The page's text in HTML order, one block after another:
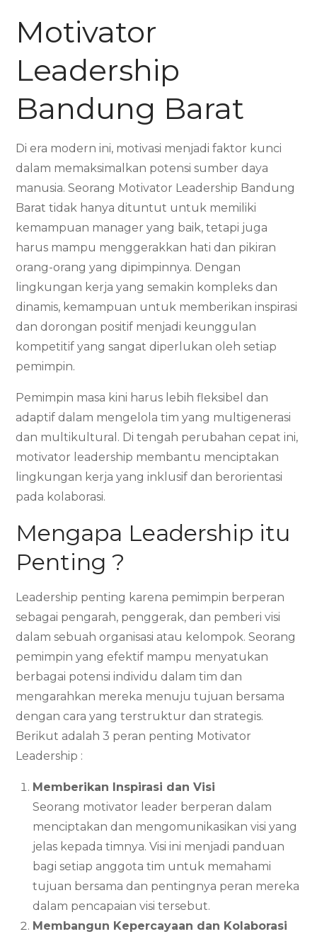
Motivator
Leadership
Bandung Barat
Di era modern ini, motivasi menjadi faktor kunci
dalam memaksimalkan potensi sumber daya
manusia. Seorang Motivator Leadership Bandung
Barat tidak hanya dituntut untuk memiliki
kemampuan manager yang baik, tetapi juga
harus mampu menggerakkan hati dan pikiran
orang-orang yang dipimpinnya. Dengan
lingkungan kerja yang semakin kompleks dan
dinamis, kemampuan untuk memberikan inspirasi
dan dorongan positif menjadi keunggulan
kompetitif yang sangat diperlukan oleh setiap
pemimpin.
Pemimpin masa kini harus lebih fleksibel dan
adaptif dalam mengelola tim yang multigenerasi
dan multikultural. Di tengah perubahan cepat ini,
motivator leadership membantu menciptakan
lingkungan kerja yang inklusif dan berorientasi
pada kolaborasi.
Mengapa Leadership itu
Penting ?
Leadership penting karena pemimpin berperan
sebagai pengarah, penggerak, dan pemberi visi
dalam sebuah organisasi atau kelompok. Seorang
pemimpin yang efektif mampu menyatukan
berbagai potensi individu dalam tim dan
mengarahkan mereka menuju tujuan bersama
dengan cara yang terstruktur dan strategis.
Berikut adalah 3 peran penting Motivator
Leadership :
Memberikan Inspirasi dan Visi
Seorang motivator leader berperan dalam
menciptakan dan mengomunikasikan visi yang
jelas kepada timnya. Visi ini menjadi panduan
bagi setiap anggota tim untuk memahami
tujuan bersama dan pentingnya peran mereka
dalam pencapaian visi tersebut.
Membangun Kepercayaan dan Kolaborasi